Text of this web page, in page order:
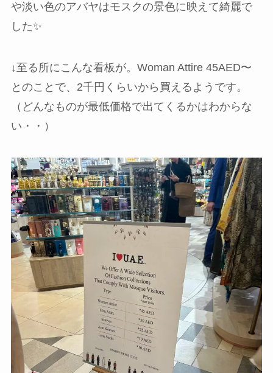
や淡い色のアバヤはモスクの景色に映えて綺麗で
した✨
↓至る所にこんな看板が。Woman Attire 45AED〜
とのことで、2千円くらいから買えるようです。
（どんなものが最低価格で出てくるかはわからな
い・・）